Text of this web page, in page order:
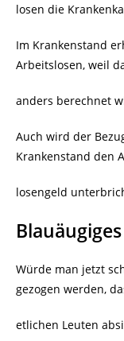
losen die
Im Krankenstand
Arbeitslosen, weil
anders berechnet
Auch wird der
Krankenstand den
losengeld
Würde man jetzt
gezogen werden,
etlichen Leuten